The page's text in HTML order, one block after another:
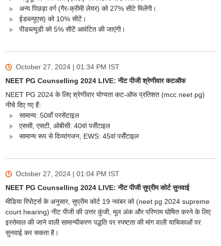
अन्य पिछड़ा वर्ग (गैर-क्रीमी लेयर) को 27% सीटे मिलेंगी।
ईडब्ल्यूएस) को 10% सीटें।
पीडब्ल्यूडी को 5% सीटें आवंटित की जाएंगी।
October 27, 2024 | 01:34 PM IST
NEET PG Counselling 2024 LIVE: नीट पीजी श्रेणीवार कटऑफ
NEET PG 2024 के लिए श्रेणीवार योग्यता कट-ऑफ प्रतिशत (mcc neet pg)
नीचे दिए गए हैं:
सामान्य: 50वाँ परसेंटाइल
एससी, एसटी, ओबीसी: 40वां पर्सेंटाइल
सामान्य रूप से दिव्यांगजन, EWS: 45वां पर्सेंटाइल
October 27, 2024 | 01:04 PM IST
NEET PG Counselling 2024 LIVE: नीट पीजी सुप्रीम कोर्ट सुनवाई
मीडिया रिपोर्ट्स के अनुसार, सुप्रीम कोर्ट 19 नवंबर को (neet pg 2024 supreme
court hearing) नीट पीजी की उत्तर कुंजी, मूल अंक और परिणाम घोषित करने के लिए
इस्तेमाल की जाने वाली सामान्यीकरण पद्धति पर स्पष्टता की मांग वाली याचिकाओं पर
सुनवाई कर सकता है।